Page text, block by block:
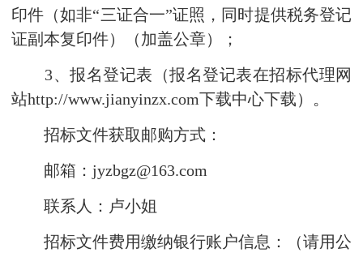
印件（如非“三证合一”证照，同时提供税务登记
证副本复印件）（加盖公章）；
3、报名登记表（报名登记表在招标代理网
站http://www.jianyinzx.com下载中心下载）。
招标文件获取邮购方式：
邮箱：jyzbgz@163.com
联系人：卢小姐
招标文件费用缴纳银行账户信息：（请用公